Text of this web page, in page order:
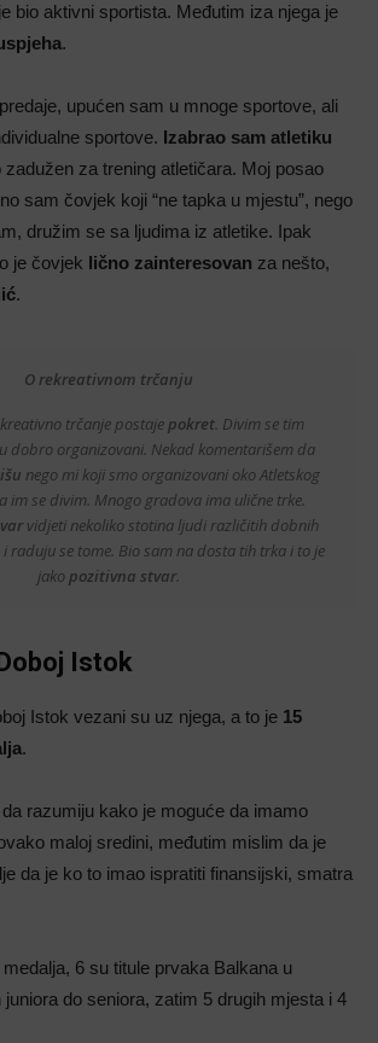
bio aktivni sportista. Međutim iza njega je
.
upućen sam u mnoge sportove, ali
sportove. Izabrao sam atletiku
zadužen za trening atletičara. Moj posao
sam čovjek koji “ne tapka u mjestu”, nego
družim se sa ljudima iz atletike. Ipak
je čovjek lično zainteresovan za nešto,
.
O rekreativnom trčanju
trčanje postajepokret. Divim se tim
dobro organizovani. Nekad komentarišem da
nego mi koji smo organizovani oko Atletskog
im se divim. Mnogo gradova ima ulične trke.
vidjeti nekoliko stotina ljudi različitih dobnih
raduju se tome. Bio sam na dosta tih trka i to je
jakopozitivna stvar.
Istok
Istok vezani su uz njega, a to je 15
.
razumiju kako je moguće da imamo
maloj sredini, međutim mislim da je
da je ko to imao ispratiti finansijski, smatra
6 su titule prvaka Balkana u
do seniora, zatim 5 drugih mjesta i 4